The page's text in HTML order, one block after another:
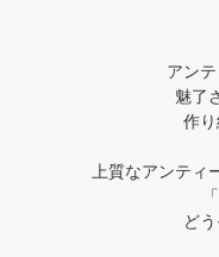
アン
魅了
作り
上質なアンティ
ど